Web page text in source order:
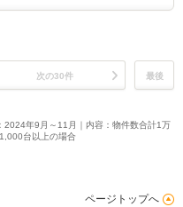
次の30件 最後
2024年9月～11月｜内容：物件数合計1万
台以上の場合
ページトップへ